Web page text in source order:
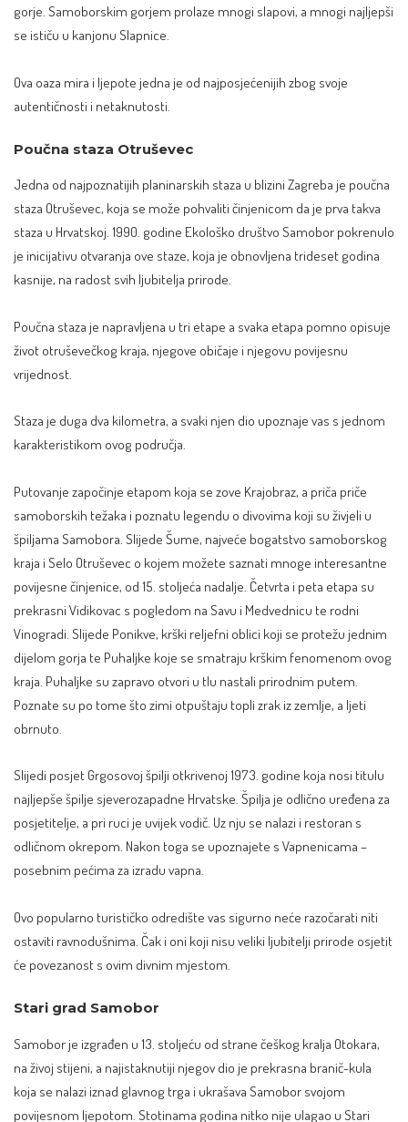
gorje. Samoborskim gorjem prolaze mnogi slapovi, a mnogi najljepši
se ističu u kanjonu Slapnice.
Ova oaza mira i ljepote jedna je od najposjećenijih zbog svoje
autentičnosti i netaknutosti.
Poučna staza Otruševec
Jedna od najpoznatijih planinarskih staza u blizini Zagreba je poučna
staza Otruševec, koja se može pohvaliti činjenicom da je prva takva
staza u Hrvatskoj. 1990. godine Ekološko društvo Samobor pokrenulo
je inicijativu otvaranja ove staze, koja je obnovljena trideset godina
kasnije, na radost svih ljubitelja prirode.
Poučna staza je napravljena u tri etape a svaka etapa pomno opisuje
život otruševečkog kraja, njegove običaje i njegovu povijesnu
vrijednost.
Staza je duga dva kilometra, a svaki njen dio upoznaje vas s jednom
karakteristikom ovog područja.
Putovanje započinje etapom koja se zove Krajobraz, a priča priče
samoborskih težaka i poznatu legendu o divovima koji su živjeli u
špiljama Samobora. Slijede Šume, najveće bogatstvo samoborskog
kraja i Selo Otruševec o kojem možete saznati mnoge interesantne
povijesne činjenice, od 15. stoljeća nadalje. Četvrta i peta etapa su
prekrasni Vidikovac s pogledom na Savu i Medvednicu te rodni
Vinogradi. Slijede Ponikve, krški reljefni oblici koji se protežu jednim
dijelom gorja te Puhaljke koje se smatraju krškim fenomenom ovog
kraja. Puhaljke su zapravo otvori u tlu nastali prirodnim putem.
Poznate su po tome što zimi otpuštaju topli zrak iz zemlje, a ljeti
obrnuto.
Slijedi posjet Grgosovoj špilji otkrivenoj 1973. godine koja nosi titulu
najljepše špilje sjeverozapadne Hrvatske. Špilja je odlično uređena za
posjetitelje, a pri ruci je uvijek vodič. Uz nju se nalazi i restoran s
odličnom okrepom. Nakon toga se upoznajete s Vapnenicama –
posebnim pećima za izradu vapna.
Ovo popularno turističko odredište vas sigurno neće razočarati niti
ostaviti ravnodušnima. Čak i oni koji nisu veliki ljubitelji prirode osjetit
će povezanost s ovim divnim mjestom.
Stari grad Samobor
Samobor je izgrađen u 13. stoljeću od strane češkog kralja Otokara,
na živoj stijeni, a najistaknutiji njegov dio je prekrasna branič-kula
koja se nalazi iznad glavnog trga i ukrašava Samobor svojom
povijesnom ljepotom. Stotinama godina nitko nije ulagao u Stari